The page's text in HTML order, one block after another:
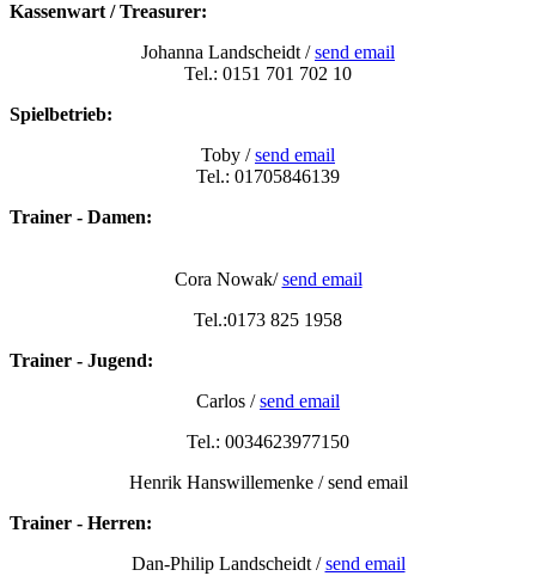
Kassenwart / Treasurer:
Johanna Landscheidt /send email
Tel.: 0151 701 702 10
Spielbetrieb:
Toby /send email
Tel.: 01705846139
Trainer - Damen:
Cora Nowak/send email
Tel.:0173 825 1958
Trainer - Jugend:
Carlos /send email
Tel.: 0034623977150
Henrik Hanswillemenke / send email
Trainer - Herren:
Dan-Philip Landscheidt /send email